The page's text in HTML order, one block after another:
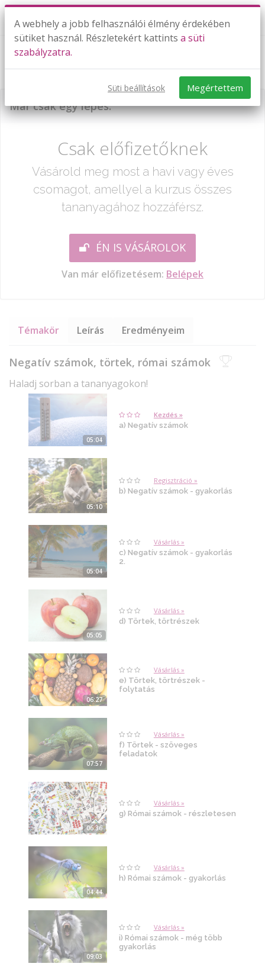
Negatív számok - gyakorlás 2.
Már csak egy lépés:
Csak előfizetőknek
Vásárold meg most a havi vagy éves
csomagot, amellyel a kurzus összes
tananyagához hozzáférsz.
ÉN IS VÁSÁROLOK
Van már előfizetésem: Belépek
Témakör Leírás Eredményeim
Negatív számok, törtek, római számok
Haladj sorban a tananyagokon!
05:04
Kezdés »
a) Negatív számok
05:10
Regisztráció »
b) Negatív számok - gyakorlás
05:04
Vásárlás »
c) Negatív számok - gyakorlás
2.
05:05
Vásárlás »
d) Törtek, törtrészek
06:27
Vásárlás »
e) Törtek, törtrészek -
folytatás
07:57
Vásárlás »
f) Törtek - szöveges
feladatok
06:36
Vásárlás »
g) Római számok - részletesen
04:44
Vásárlás »
h) Római számok - gyakorlás
09:03
Vásárlás »
i) Római számok - még több
gyakorlás
A webhely a jobb felhasználói élmény érdekében
sütiket használ. Részletekért kattints a süti
szabályzatra.
Süti beállítások Megértettem